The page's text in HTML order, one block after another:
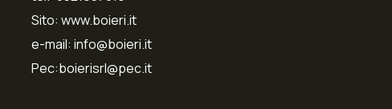
Sito: www.boieri.it
e-mail: info@boieri.it
Pec:boierisrl@pec.it